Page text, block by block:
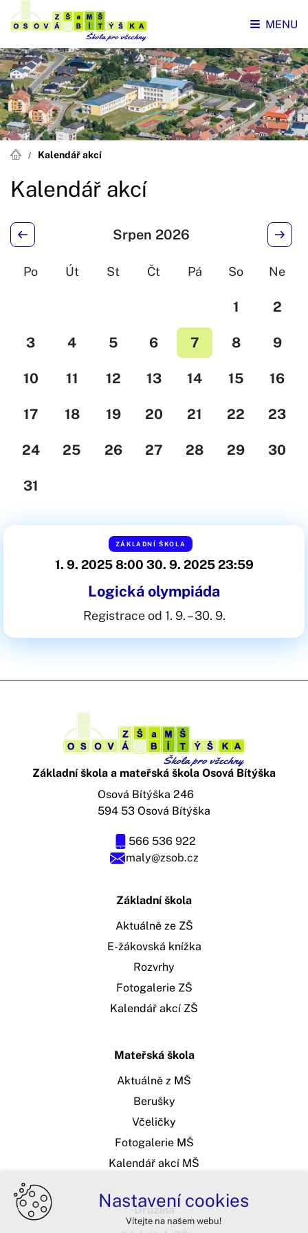
MENU
Kalendář akcí
Kalendář akcí
Srpen 2026
Po Út St Čt Pá So Ne
1 2
3 4 5 6 7 8 9
10 11 12 13 14 15 16
17 18 19 20 21 22 23
24 25 26 27 28 29 30
31
ZÁKLADNÍ ŠKOLA
1. 9. 2025 8:00 30. 9. 2025 23:59
Logická olympiáda
Registrace od 1. 9. – 30. 9.
Základní škola a mateřská škola Osová Bítýška
maly@zsob.cz
566 536 922
Osová Bítýška 246
594 53 Osová Bítýška
Základní škola
Aktuálně ze ZŠ
E-žákovská knížka
Rozvrhy
Fotogalerie ZŠ
Kalendář akcí ZŠ
Mateřská škola
Aktuálně z MŠ
Berušky
Včeličky
Fotogalerie MŠ
Kalendář akcí MŠ
Družina
Nastavení cookies
Vítejte na našem webu!